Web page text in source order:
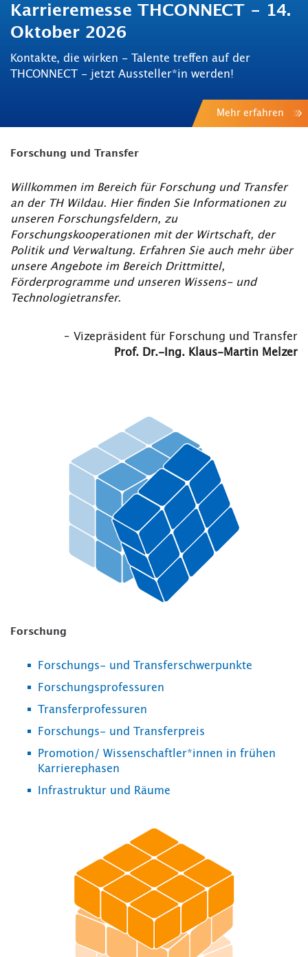
Karrieremesse THCONNECT - 14.
Oktober 2026
Kontakte, die wirken - Talente treffen auf der
THCONNECT - jetzt Aussteller*in werden!
Mehr erfahren
Forschung und Transfer
Willkommen im Bereich für Forschung und Transfer
an der TH Wildau. Hier finden Sie Informationen zu
unseren Forschungsfeldern, zu
Forschungskooperationen mit der Wirtschaft, der
Politik und Verwaltung. Erfahren Sie auch mehr über
unsere Angebote im Bereich Drittmittel,
Förderprogramme und unseren Wissens- und
Technologietransfer.
– Vizepräsident für Forschung und Transfer
Prof. Dr.-Ing. Klaus-Martin Melzer
Forschung
Forschungs- und Transferschwerpunkte
Forschungsprofessuren
Transferprofessuren
Forschungs- und Transferpreis
Promotion/ Wissenschaftler*innen in frühen
Karrierephasen
Infrastruktur und Räume